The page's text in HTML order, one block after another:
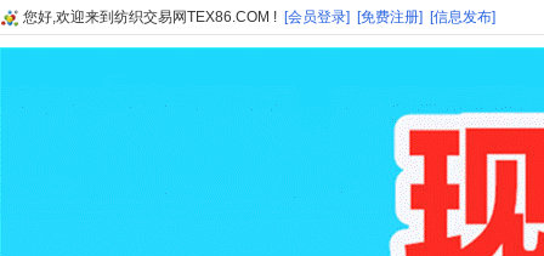
您好,欢迎来到纺织交易网TEX86.COM ! [会员登录] [免费注册] [信息发布]